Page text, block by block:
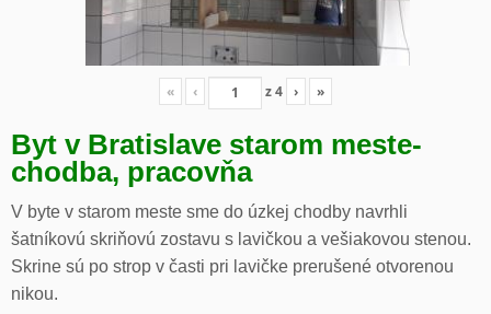
« ‹ z4 › »
Byt v Bratislave starom meste-
chodba, pracovňa
V byte v starom meste sme do úzkej chodby navrhli
šatníkovú skriňovú zostavu s lavičkou a vešiakovou stenou.
Skrine sú po strop v časti pri lavičke prerušené otvorenou
nikou.